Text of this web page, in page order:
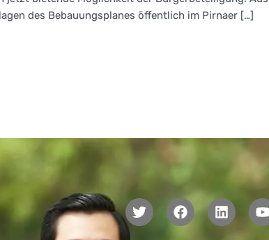
des Bebauungsplanes öffentlich im Pirnaer […]
T
w
F
a
L
i
o